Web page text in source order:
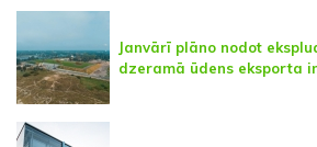
Janvārī plāno nodot
dzeramā ūdens eksporta